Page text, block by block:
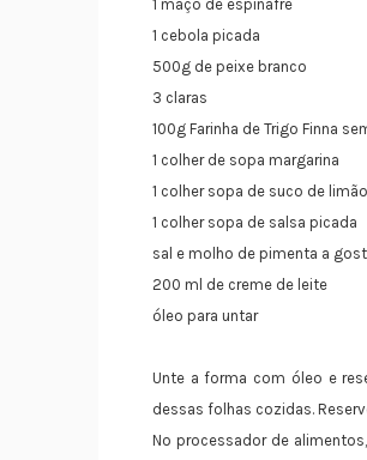
1 maço de espinafre
1 cebola picada
500g de peixe branco
3 claras
100g Farinha de Trigo Finna
1 colher de sopa margarina
1 colher sopa de suco de limão
1 colher sopa de salsa picada
sal e molho de pimenta a
200 ml de creme de leite
óleo para untar
Unte a forma com óleo e
dessas folhas cozidas.
No processador de